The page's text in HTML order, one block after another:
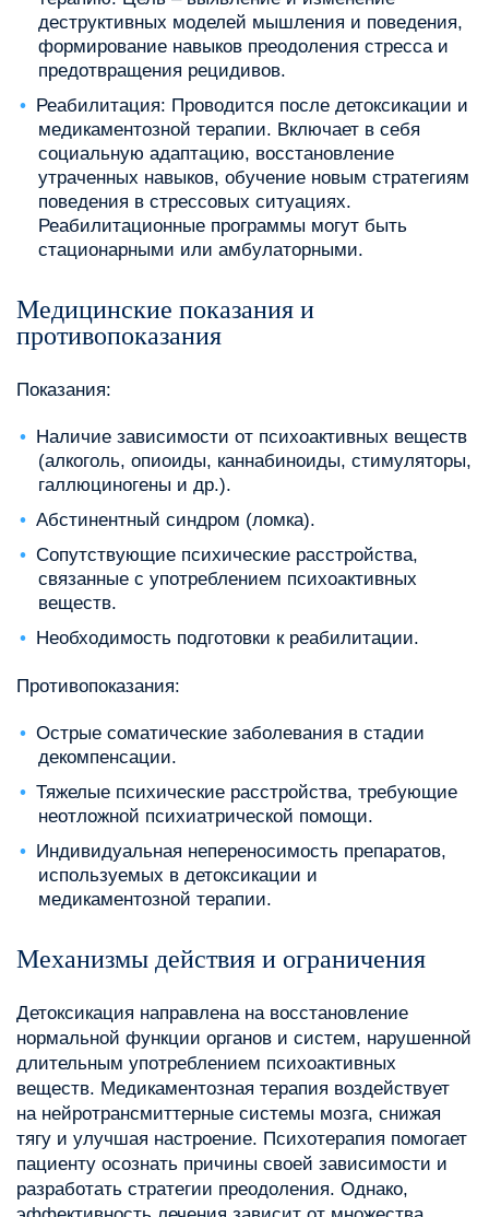
деструктивных моделей мышления и поведения,
формирование навыков преодоления стресса и
предотвращения рецидивов.
Реабилитация: Проводится после детоксикации и
медикаментозной терапии. Включает в себя
социальную адаптацию, восстановление
утраченных навыков, обучение новым стратегиям
поведения в стрессовых ситуациях.
Реабилитационные программы могут быть
стационарными или амбулаторными.
Медицинские показания и
противопоказания
Показания:
Наличие зависимости от психоактивных веществ
(алкоголь, опиоиды, каннабиноиды, стимуляторы,
галлюциногены и др.).
Абстинентный синдром (ломка).
Сопутствующие психические расстройства,
связанные с употреблением психоактивных
веществ.
Необходимость подготовки к реабилитации.
Противопоказания:
Острые соматические заболевания в стадии
декомпенсации.
Тяжелые психические расстройства, требующие
неотложной психиатрической помощи.
Индивидуальная непереносимость препаратов,
используемых в детоксикации и
медикаментозной терапии.
Механизмы действия и ограничения
Детоксикация направлена на восстановление
нормальной функции органов и систем, нарушенной
длительным употреблением психоактивных
веществ. Медикаментозная терапия воздействует
на нейротрансмиттерные системы мозга, снижая
тягу и улучшая настроение. Психотерапия помогает
пациенту осознать причины своей зависимости и
разработать стратегии преодоления. Однако,